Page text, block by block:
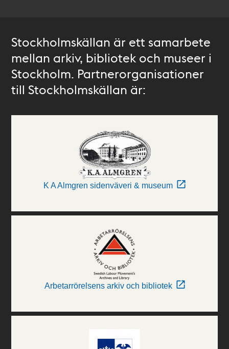
Stockholmskällan är ett samarbete
mellan arkiv, bibliotek och museer i
Stockholm. Partnerorganisationer
till Stockholmskällan är:
K A Almgren sidenväveri & museum
Arbetarrörelsens arkiv och bibliotek